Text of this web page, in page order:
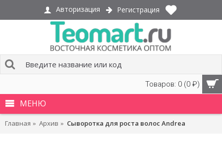
Авторизация Регистрация
Товаров: 0 (0 ₽)
МЕНЮ
Главная Архив Сыворотка для роста волос Andrea